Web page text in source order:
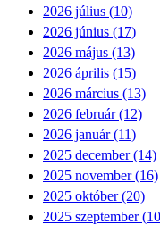
2026 július (10)
2026 június (17)
2026 május (13)
2026 április (15)
2026 március (13)
2026 február (12)
2026 január (11)
2025 december (14)
2025 november (16)
2025 október (20)
2025 szeptember